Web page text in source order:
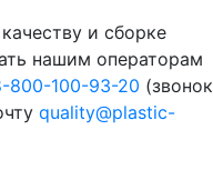
и сборке
нашим операторам
800-100-93-20 (звонок
quality@plastic-